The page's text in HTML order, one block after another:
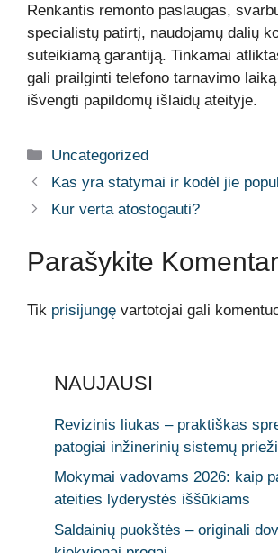
Renkantis remonto paslaugas,
specialistų patirtį, naudojamų dalių
suteikiamą garantiją. Tinkamai
gali prailginti telefono tarnavimo
išvengti papildomų išlaidų ateityje.
Kategorijos
Uncategorized
Kas yra statymai ir kodėl jie
Kur verta atostogauti?
Parašykite
Tik prisijungę vartotojai gali
NAUJAUSI
Revizinis liukas – praktiškas
patogiai inžinerinių sistemų
Mokymai vadovams 2026: kaip
ateities lyderystės iššūkiams
Saldainių puokštės – originali